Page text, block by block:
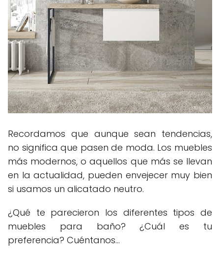
Recordamos que aunque sean tendencias,
no significa que pasen de moda. Los muebles
más modernos, o aquellos que más se llevan
en la actualidad, pueden envejecer muy bien
si usamos un alicatado neutro.
¿Qué te parecieron los diferentes tipos de
muebles para baño? ¿Cuál es tu
preferencia? Cuéntanos...